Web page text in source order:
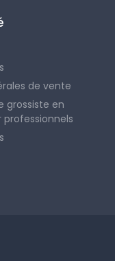
de vente
grossiste en